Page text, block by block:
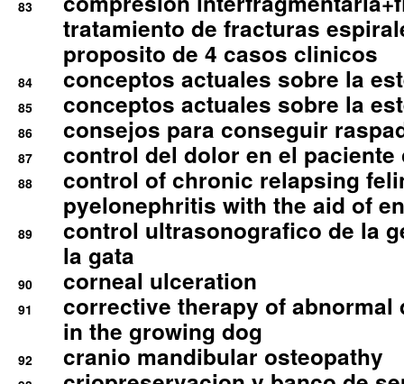
83
tratamiento de fracturas
proposito de 4 casos clinicos
84 conceptos actuales sobre la
85 conceptos actuales sobre la
86 consejos para conseguir
87 control del dolor en el
88
control of chronic relapsing
pyelonephritis with the aid of
89
control ultrasonografico de la
la gata
90 corneal ulceration
91
corrective therapy of abnormal
in the growing dog
92 cranio mandibular osteopathy